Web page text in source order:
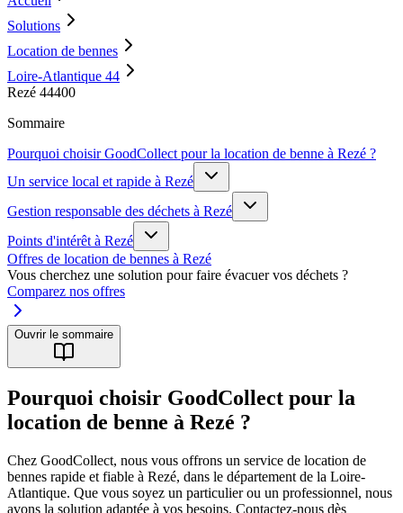
Solutions
Location de bennes
Loire-Atlantique 44
Rezé 44400
Sommaire
Pourquoi choisir GoodCollect pour la location de benne à Rezé ?
Un service local et rapide à Rezé
Gestion responsable des déchets à Rezé
Points d'intérêt à Rezé
Offres de location de bennes à Rezé
Vous cherchez une solution pour faire évacuer vos déchets ?
Comparez nos offres
Ouvrir le sommaire
Pourquoi choisir GoodCollect pour la
location de benne à Rezé ?
Chez GoodCollect, nous vous offrons un service de location de
bennes rapide et fiable à Rezé, dans le département de la Loire-
Atlantique. Que vous soyez un particulier ou un professionnel, nous
avons la solution adaptée à vos besoins. Contactez-nous dès